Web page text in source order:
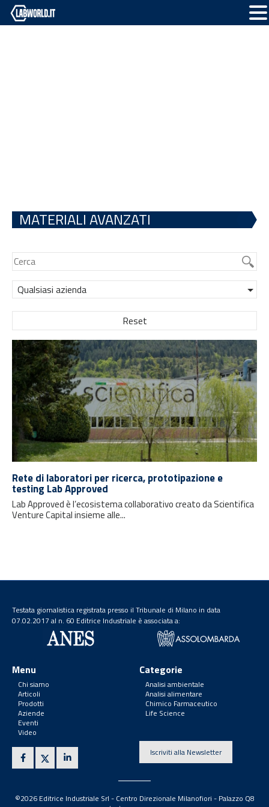
MATERIALI AVANZATI
Qualsiasi azienda
Reset
Rete di laboratori per ricerca, prototipazione e
testing Lab Approved
Lab Approved è l’ecosistema collaborativo creato da Scientifica
Venture Capital insieme alle...
Testata giornalistica registrata presso il Tribunale di Milano in data
07.02.2017 al n. 60 Editrice Industriale è associata a:
Menu
Chi siamo
Articoli
Prodotti
Aziende
Eventi
Video
Categorie
Analisi ambientale
Analisi alimentare
Chimico Farmaceutico
Life Science
Iscriviti alla Newsletter
©2026 Editrice Industriale Srl - Centro Direzionale Milanofiori - Palazzo Q8